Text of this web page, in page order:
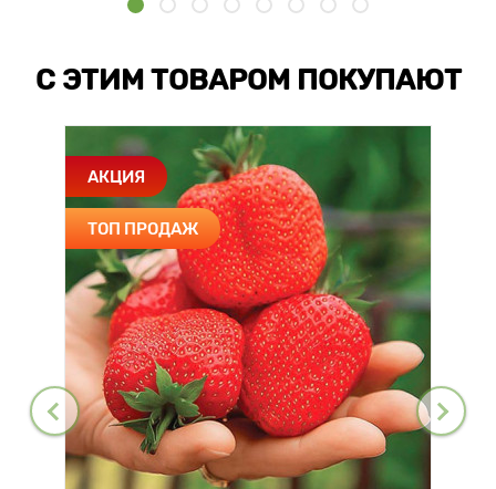
С ЭТИМ ТОВАРОМ ПОКУПАЮТ
АКЦИЯ
ТОП ПРОДАЖ